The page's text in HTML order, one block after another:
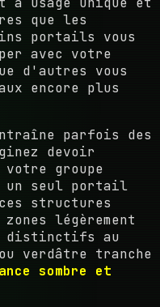
que les
portails vous
avec votre
d'autres vous
encore plus
parfois des
devoir
votre groupe
un seul portail
structures
légèrement
distinctifs au
verdâtre tranche
sombre et